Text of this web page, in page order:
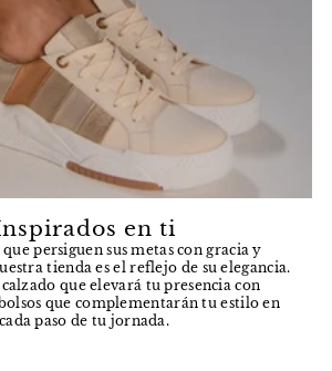
en ti
persiguen sus metas con gracia y
tienda es el reflejo de su elegancia.
que elevará tu presencia con
que complementarán tu estilo en
cada paso de tu jornada.